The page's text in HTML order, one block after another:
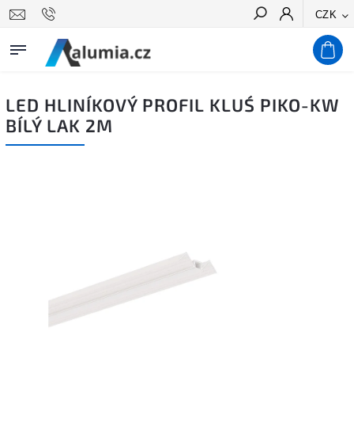
CZK
Hledat
LED HLINÍKOVÝ PROFIL KLUŚ PIKO-KW
BÍLÝ LAK 2M